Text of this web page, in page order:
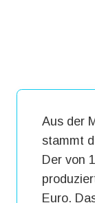
Aus der
stammt
Der von
Euro.